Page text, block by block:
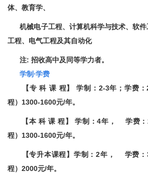
体、教育学、
机械电子工程、计算机科学与技术、软件
工程、电气工程及其自动化
注: 招收高中及同等学力者。
学制 ∙学费
【专 科 课 程】 学制： 2-3年；学费：
程）1300-1600元/年。
【本 科 课 程】 学制：4年 ， 学费：
程）1300-1600元/年。
【专升本课程】学制：2年 ， 学费：
程）2000元/年。